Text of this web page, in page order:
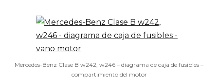
Mercedes-Benz Clase B w242, w246 – diagrama de caja de fusibles –
compartimiento del motor